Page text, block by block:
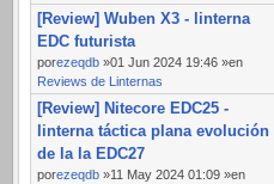
[Review] Wuben X3 - linterna
EDC futurista
porezeqdb »01 Jun 2024 19:46 »en
Reviews de Linternas
[Review] Nitecore EDC25 -
linterna táctica plana evolución
de la la EDC27
porezeqdb »11 May 2024 01:09 »en